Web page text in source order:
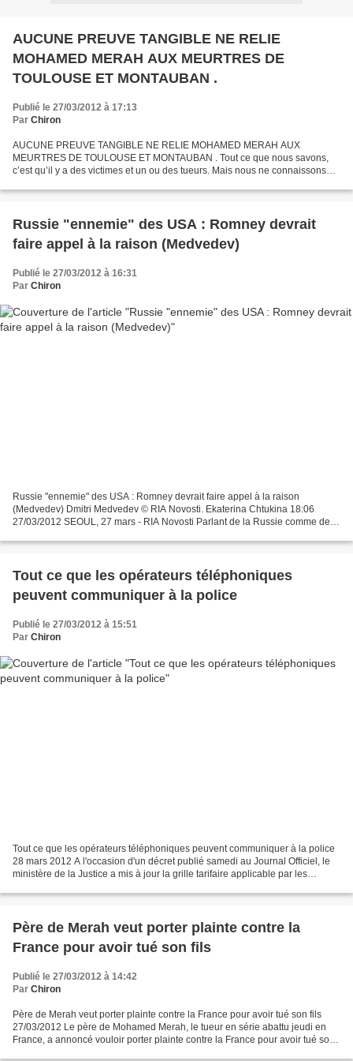
AUCUNE PREUVE TANGIBLE NE RELIE
MOHAMED MERAH AUX MEURTRES DE
TOULOUSE ET MONTAUBAN .
Publié le 27/03/2012 à 17:13
Par Chiron
AUCUNE PREUVE TANGIBLE NE RELIE MOHAMED MERAH AUX
MEURTRES DE TOULOUSE ET MONTAUBAN . Tout ce que nous savons,
c’est qu’il y a des victimes et un ou des tueurs. Mais nous ne connaissons
Russie "ennemie" des USA : Romney devrait
faire appel à la raison (Medvedev)
Publié le 27/03/2012 à 16:31
Par Chiron
Russie "ennemie" des USA : Romney devrait faire appel à la raison
(Medvedev) Dmitri Medvedev © RIA Novosti. Ekaterina Chtukina 18:06
27/03/2012 SEOUL, 27 mars - RIA Novosti Parlant de la Russie comme de
Tout ce que les opérateurs téléphoniques
peuvent communiquer à la police
Publié le 27/03/2012 à 15:51
Par Chiron
Tout ce que les opérateurs téléphoniques peuvent communiquer à la police
28 mars 2012 A l'occasion d'un décret publié samedi au Journal Officiel, le
ministère de la Justice a mis à jour la grille tarifaire applicable par les
Père de Merah veut porter plainte contre la
France pour avoir tué son fils
Publié le 27/03/2012 à 14:42
Par Chiron
Père de Merah veut porter plainte contre la France pour avoir tué son fils
27/03/2012 Le père de Mohamed Merah, le tueur en série abattu jeudi en
France, a annoncé vouloir porter plainte contre la France pour avoir tué son